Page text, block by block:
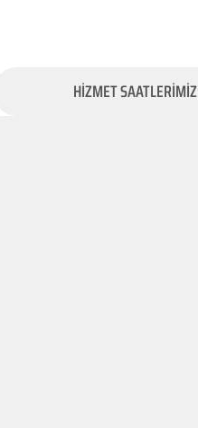
HİZMET SAATLERİMİZ